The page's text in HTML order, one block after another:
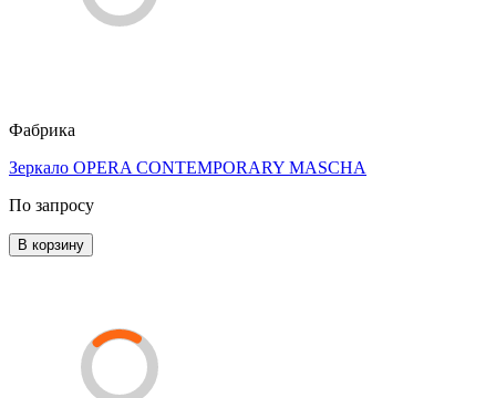
Фабрика
Зеркало OPERA CONTEMPORARY MASCHA
По запросу
В корзину